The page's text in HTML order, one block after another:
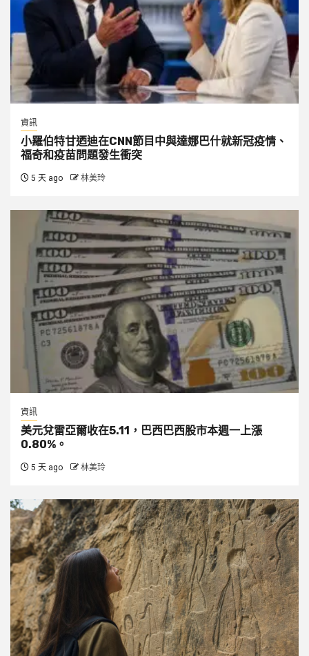
資訊
小羅伯特甘迺迪在CNN節目中與達娜巴什就新冠疫情、
福奇和疫苗問題發生衝突
5 天 ago 林美玲
資訊
美元兌雷亞爾收在5.11，巴西巴西股市本週一上漲
0.80%。
5 天 ago 林美玲